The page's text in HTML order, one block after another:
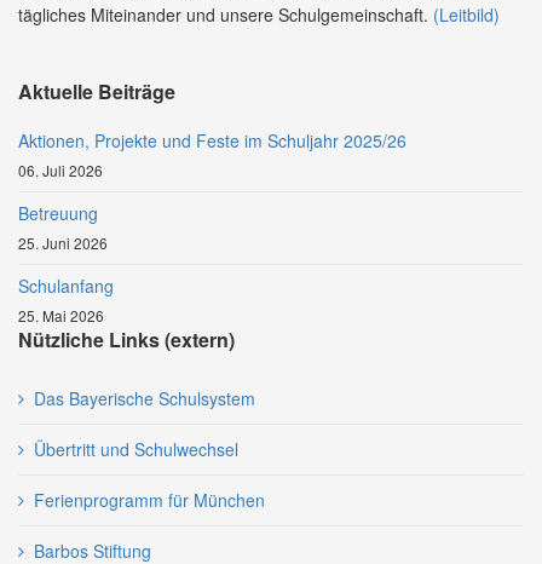
tägliches Miteinander und unsere Schulgemeinschaft. (Leitbild)
Aktuelle Beiträge
Aktionen, Projekte und Feste im Schuljahr 2025/26
06. Juli 2026
Betreuung
25. Juni 2026
Schulanfang
25. Mai 2026
Nützliche Links (extern)
Das Bayerische Schulsystem
Übertritt und Schulwechsel
Ferienprogramm für München
Barbos Stiftung